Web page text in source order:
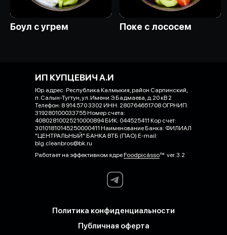
Боул с угрем Поке с лососем
ИП КУПЦЕВИЧ А.И
Юр.адрес: Республика Калмыкия, район Сарпинский,
п. Салын-Тугтун, ул. Имени Э.Бадмаева, д.20 кВ 2
Телефон: 8 914 570 3302 ИНН: 280764651708 ОГРНИП:
319280100033755 Номер счета:
40802810025210000894 БИК: 044525411 Кор счет:
30101810145250000411 Наименование Банка: ФИЛИАЛ
"ЦЕНТРАЛЬНЫЙ" БАНКА ВТБ (ПАО) E-mail:
blg.cleanbros@bk.ru
Работает на эффективном ядреFoodpicássover. 3.2
Политика конфиденциальности
Публичная оферта